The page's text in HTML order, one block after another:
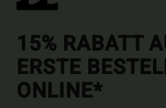
15% RABATT
ERSTE
ONLINE*